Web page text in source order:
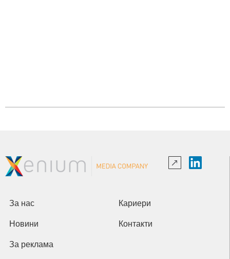
За нас Кариери
Новини Контакти
За реклама